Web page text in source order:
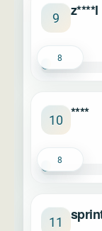
9 z****l
8
10 ****
8
11